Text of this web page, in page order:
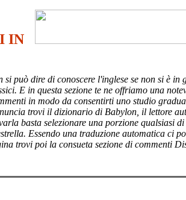
IN
si può dire di conoscere l'inglese se non si è
E in questa sezione te ne offriamo una
in modo da consentirti uno studio
trovi il dizionario di Babylon, il lettore
basta selezionare una porzione qualsiasi
Essendo una traduzione automatica ci
trovi poi la consueta sezione di commenti